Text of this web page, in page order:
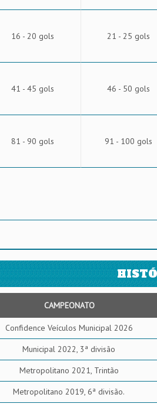
16 - 20 gols 21 - 25 gols
41 - 45 gols 46 - 50 gols
81 - 90 gols 91 - 100 gols
CAMPEONATO
Confidence Veículos Municipal 2026
Municipal 2022, 3ª divisão
Metropolitano 2021, Trintão
Metropolitano 2019, 6ª divisão.